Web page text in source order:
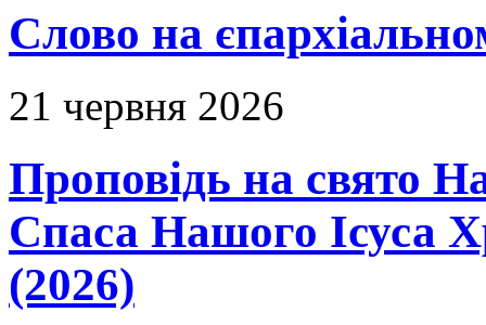
Слово на
21 червня 2026
Проповідь на свято
Спаса Нашого Ісуса
(2026)